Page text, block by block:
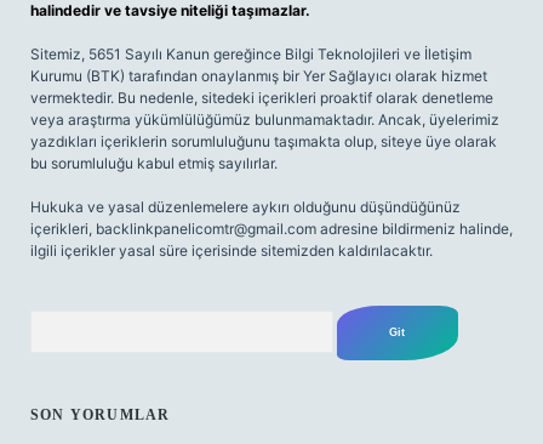
halindedir ve tavsiye niteliği taşımazlar.
Sitemiz, 5651 Sayılı Kanun gereğince Bilgi Teknolojileri ve İletişim
Kurumu (BTK) tarafından onaylanmış bir Yer Sağlayıcı olarak hizmet
vermektedir. Bu nedenle, sitedeki içerikleri proaktif olarak denetleme
veya araştırma yükümlülüğümüz bulunmamaktadır. Ancak, üyelerimiz
yazdıkları içeriklerin sorumluluğunu taşımakta olup, siteye üye olarak
bu sorumluluğu kabul etmiş sayılırlar.
Hukuka ve yasal düzenlemelere aykırı olduğunu düşündüğünüz
içerikleri, backlinkpanelicomtr@gmail.com adresine bildirmeniz halinde,
ilgili içerikler yasal süre içerisinde sitemizden kaldırılacaktır.
SON YORUMLAR